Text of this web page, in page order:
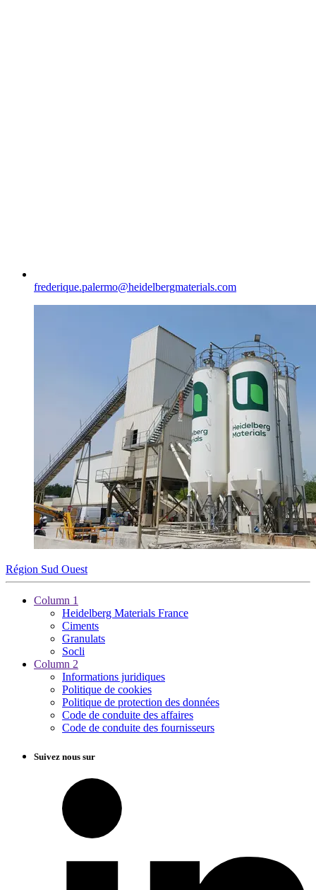
frederique.palermo​@heidelbergmaterials.com
Région Sud Ouest
Column 1
Heidelberg Materials France
Ciments
Granulats
Socli
Column 2
Informations juridiques
Politique de cookies
Politique de protection des données
Code de conduite des affaires
Code de conduite des fournisseurs
Suivez nous sur